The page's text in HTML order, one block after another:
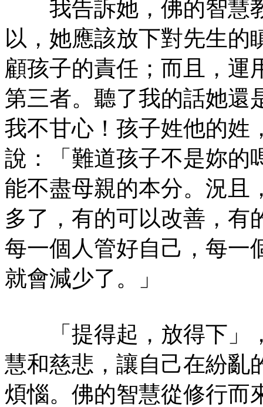
我告訴她，佛的智慧
以，她應該放下對先生的
顧孩子的責任；而且，運
第三者。聽了我的話她還
我不甘心！孩子姓他的姓
說：「難道孩子不是妳的
能不盡母親的本分。況且
多了，有的可以改善，有
每一個人管好自己，每一
就會減少了。」
「提得起，放得下」
慧和慈悲，讓自己在紛亂
煩惱。佛的智慧從修行而